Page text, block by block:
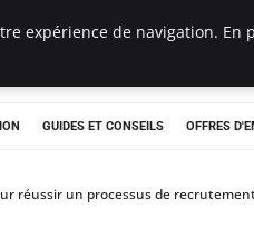
GUIDES ET CONSEILS OFFRES
réussir un processus de
expérience de navigation.